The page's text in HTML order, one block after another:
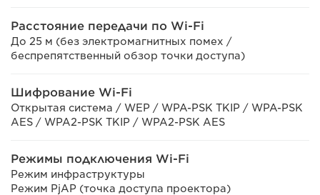
Расстояние передачи по Wi-Fi
До 25 м (без электромагнитных помех /
беспрепятственный обзор точки доступа)
Шифрование Wi-Fi
Открытая система / WEP / WPA-PSK TKIP / WPA-PSK
AES / WPA2-PSK TKIP / WPA2-PSK AES
Режимы подключения Wi-Fi
Режим инфраструктуры
Режим PjAP (точка доступа проектора)